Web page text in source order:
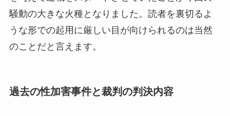
騒動の大きな火種となりました。読者を裏切るよ
うな形での起用に厳しい目が向けられるのは当然
のことだと言えます。
過去の性加害事件と裁判の判決内容